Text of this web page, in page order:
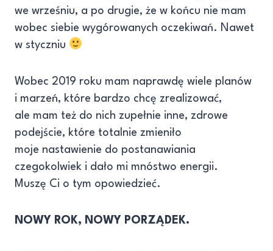
we wrześniu, a po drugie, że w końcu nie mam
wobec siebie wygórowanych oczekiwań. Nawet
w styczniu
Wobec 2019 roku mam naprawdę wiele planów
i marzeń, które bardzo chcę zrealizować,
ale mam też do nich zupełnie inne, zdrowe
podejście, które totalnie zmieniło
moje nastawienie do postanawiania
czegokolwiek i dało mi mnóstwo energii.
Muszę Ci o tym opowiedzieć.
NOWY ROK, NOWY PORZĄDEK.